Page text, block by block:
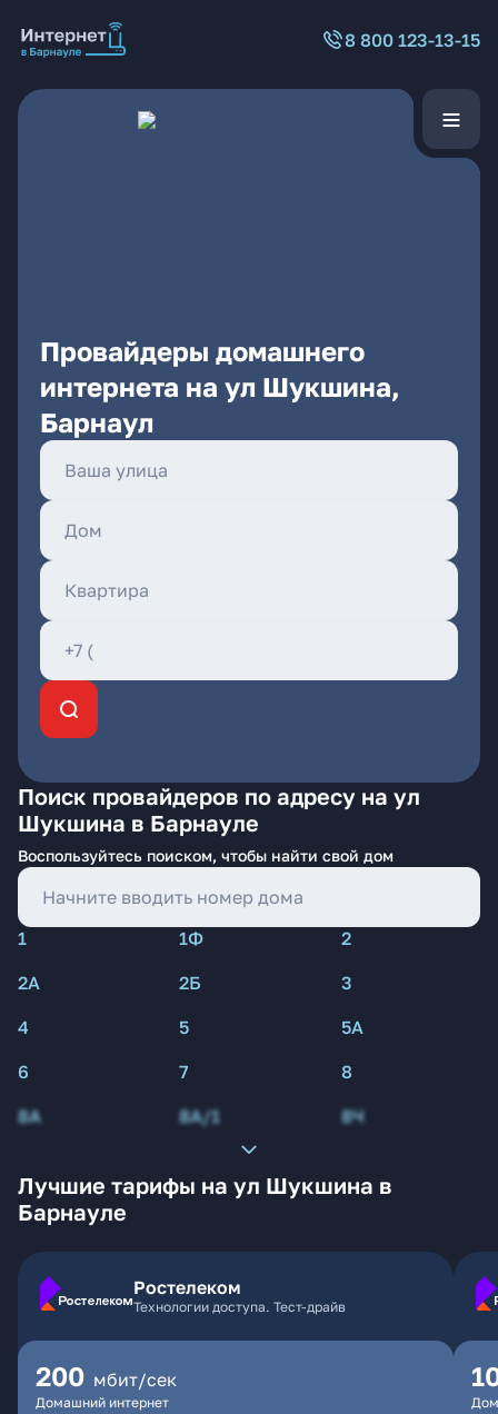
8 800 123-13-15
Провайдеры домашнего
интернета на ул Шукшина,
Барнаул
Поиск провайдеров по адресу на ул
Шукшина в Барнауле
Воспользуйтесь поиском, чтобы найти свой дом
1 1Ф
2
2А
2Б
3
4
5
5А
6
7
8
8А
8А/1 8Ч
Лучшие тарифы на ул Шукшина в
Барнауле
Ростелеком
Технологии доступа. Тест-драйв
200 мбит/сек
Домашний интернет